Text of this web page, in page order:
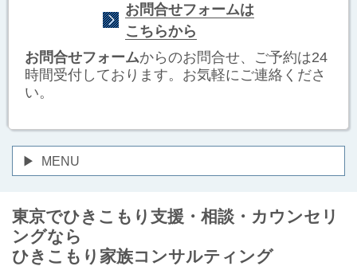
お問合せフォームは
こちらから
お問合せフォームからのお問合せ、ご予約は24
時間受付しております。お気軽にご連絡くださ
い。
MENU
東京でひきこもり支援・相談・カウンセリ
ングなら
ひきこもり家族コンサルティング